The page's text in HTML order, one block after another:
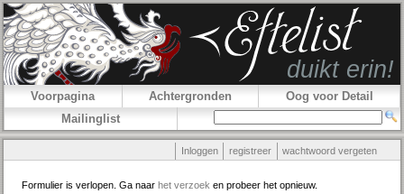
Voorpagina Achtergronden
Oog voor Detail
Mailinglist
Inloggen registreer wachtwoord vergeten
Formulier is verlopen. Ga naar het verzoek en probeer het opnieuw.